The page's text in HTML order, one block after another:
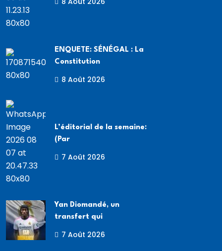
ENQUETE: SÉNÉGAL : La
Constitution
8 Août 2026
L’éditorial de la semaine:
(Par
7 Août 2026
Yan Diomandé, un
transfert qui
7 Août 2026